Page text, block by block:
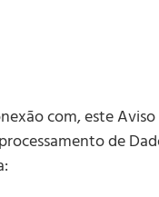
com, este
de